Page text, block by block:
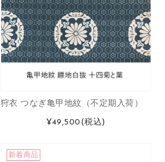
狩衣 つなぎ亀甲地紋（不定期入荷）
¥49,500 (税込)
新着商品